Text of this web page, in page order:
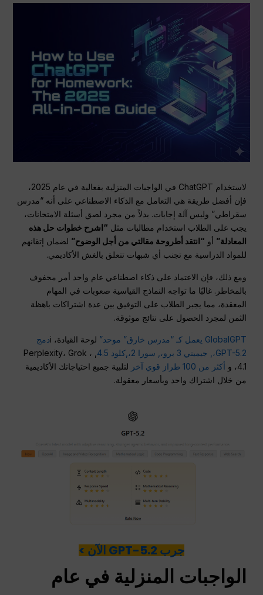
لاستخدام ChatGPT في الواجبات المنزلية بفعالية في عام 2025،
فإن أفضل طريقة هي التعامل مع الذكاء الاصطناعي على أنه “مدرس
سقراطي” وليس آلة إجابات. بدلاً من مجرد لصق أسئلة الامتحانات،
يجب على الطلاب استخدام مطالبات مثل “اشرح خطوات حل هذه
المعادلة” أو “انتقد أطروحة مقالتي من أجل الوضوح” لضمان إتقانهم
للمواد الدراسية مع تجنب أي شبهات تتعلق بالغش الأكاديمي.
ومع ذلك، فإن الاعتماد على ذكاء اصطناعي عام واحد أمر محفوف
بالمخاطر. غالبًا ما تواجه النماذج القياسية صعوبات في المهام
المعقدة، مما يجبر الطلاب على التوفيق بين عدة اشتراكات باهظة
الثمن لمجرد الحصول على نتائج موثوقة.
GlobalGPT يعمل كـ “مدرس خارق” موحد” لوحة القيادة، i دمج
GPT-5.2،,
جيميني 3 برو،, سورا 2،, كلود 4.5
, ، Perplexity، Grok
4.1، و
أكثر من 100 طراز قوي آخر
لتلبية جميع احتياجاتك الأكاديمية
من خلال اشتراك واحد وبأسعار معقولة.
جرب GPT-5.2 الآن >
الواجبات المنزلية في عام